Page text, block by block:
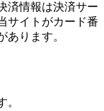
済情報は決済サー
サイトがカード番
ります。
。